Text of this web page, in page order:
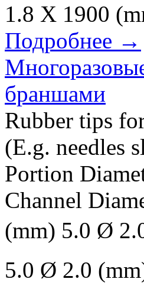
1.8 X 1900
Подробнее →
браншами
Rubber tips
(E.g. needles
Portion
Channel
(mm) 5.0 Ø
5.0 Ø 2.0